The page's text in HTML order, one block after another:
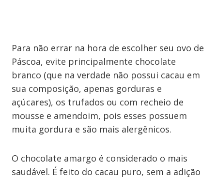
Para não errar na hora de escolher seu ovo de
Páscoa, evite principalmente chocolate
branco (que na verdade não possui cacau em
sua composição, apenas gorduras e
açúcares), os trufados ou com recheio de
mousse e amendoim, pois esses possuem
muita gordura e são mais alergênicos.
O chocolate amargo é considerado o mais
saudável. É feito do cacau puro, sem a adição